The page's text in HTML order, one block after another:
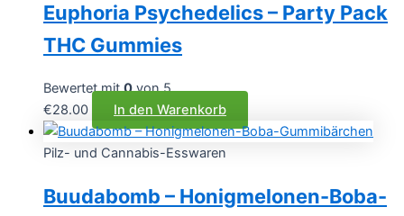
Varianten
der
werden
Euphoria Psychedelics – Party Pack
THC Gummies
Bewertet mit0von 5
€28.00 In den Warenkorb
Pilz- und Cannabis-Esswaren
Buudabomb – Honigmelonen-Boba-